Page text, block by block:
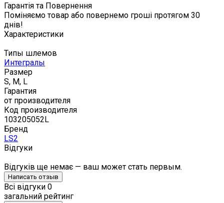
Гарантія та Повернення
Поміняємо товар або повернемо гроші протягом 30
днів!
Характеристики
Типы шлемов
Интегралы
Размер
S, M, L
Гарантия
от производителя
Код производителя
103205052L
Бренд
LS2
Відгуки
Відгуків ще немає — ваш может стать первым.
Написать отзыв
Всі відгуки 0
загальний рейтинг